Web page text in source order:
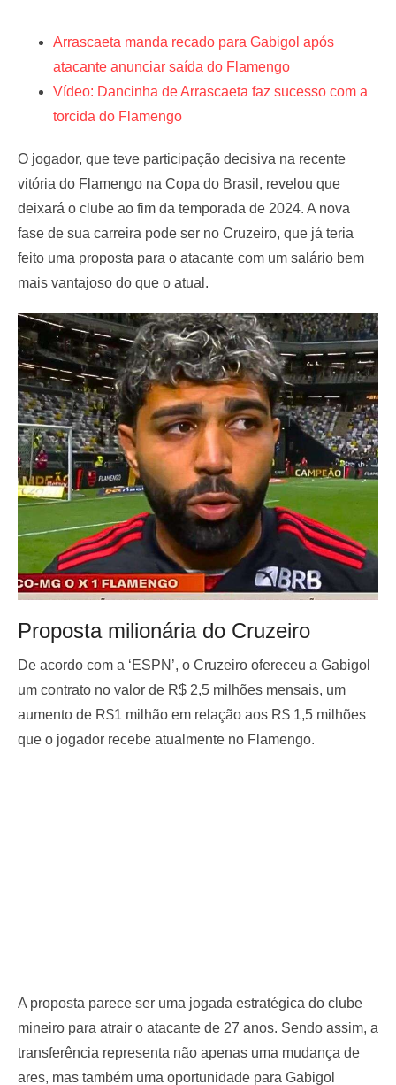
Arrascaeta manda recado para Gabigol após
atacante anunciar saída do Flamengo
Vídeo: Dancinha de Arrascaeta faz sucesso com a
torcida do Flamengo
O jogador, que teve participação decisiva na recente
vitória do Flamengo na Copa do Brasil, revelou que
deixará o clube ao fim da temporada de 2024. A nova
fase de sua carreira pode ser no Cruzeiro, que já teria
feito uma proposta para o atacante com um salário bem
mais vantajoso do que o atual.
Proposta milionária do Cruzeiro
De acordo com a ‘ESPN’, o Cruzeiro ofereceu a Gabigol
um contrato no valor de R$ 2,5 milhões mensais, um
aumento de R$1 milhão em relação aos R$ 1,5 milhões
que o jogador recebe atualmente no Flamengo.
A proposta parece ser uma jogada estratégica do clube
mineiro para atrair o atacante de 27 anos. Sendo assim, a
transferência representa não apenas uma mudança de
ares, mas também uma oportunidade para Gabigol